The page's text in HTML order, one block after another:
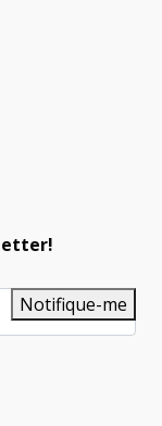
Notifique-me